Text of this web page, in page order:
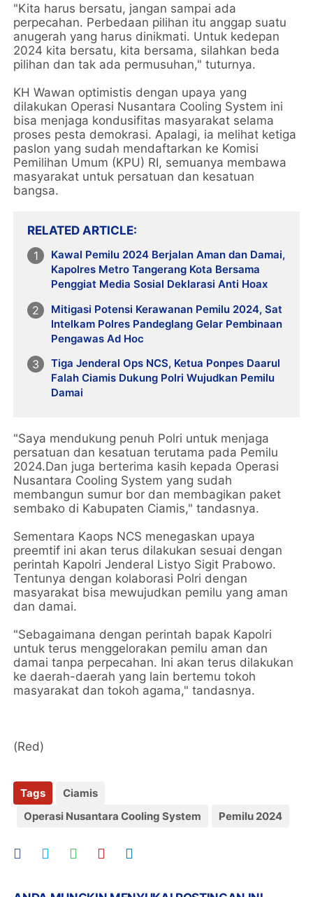
"Kita harus bersatu, jangan sampai ada
perpecahan. Perbedaan pilihan itu anggap suatu
anugerah yang harus dinikmati. Untuk kedepan
2024 kita bersatu, kita bersama, silahkan beda
pilihan dan tak ada permusuhan," tuturnya.
KH Wawan optimistis dengan upaya yang
dilakukan Operasi Nusantara Cooling System ini
bisa menjaga kondusifitas masyarakat selama
proses pesta demokrasi. Apalagi, ia melihat ketiga
paslon yang sudah mendaftarkan ke Komisi
Pemilihan Umum (KPU) RI, semuanya membawa
masyarakat untuk persatuan dan kesatuan
bangsa.
RELATED ARTICLE
Kawal Pemilu 2024 Berjalan Aman dan Damai,
Kapolres Metro Tangerang Kota Bersama
Penggiat Media Sosial Deklarasi Anti Hoax
Mitigasi Potensi Kerawanan Pemilu 2024, Sat
Intelkam Polres Pandeglang Gelar Pembinaan
Pengawas Ad Hoc
Tiga Jenderal Ops NCS, Ketua Ponpes Daarul
Falah Ciamis Dukung Polri Wujudkan Pemilu
Damai
"Saya mendukung penuh Polri untuk menjaga
persatuan dan kesatuan terutama pada Pemilu
2024.Dan juga berterima kasih kepada Operasi
Nusantara Cooling System yang sudah
membangun sumur bor dan membagikan paket
sembako di Kabupaten Ciamis," tandasnya.
Sementara Kaops NCS menegaskan upaya
preemtif ini akan terus dilakukan sesuai dengan
perintah Kapolri Jenderal Listyo Sigit Prabowo.
Tentunya dengan kolaborasi Polri dengan
masyarakat bisa mewujudkan pemilu yang aman
dan damai.
"Sebagaimana dengan perintah bapak Kapolri
untuk terus menggelorakan pemilu aman dan
damai tanpa perpecahan. Ini akan terus dilakukan
ke daerah-daerah yang lain bertemu tokoh
masyarakat dan tokoh agama," tandasnya.
(Red)
Tags
Ciamis
Operasi Nusantara Cooling System
Pemilu 2024